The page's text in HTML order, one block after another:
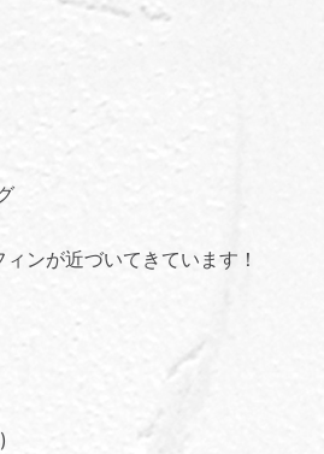
ンが近づいてきています！